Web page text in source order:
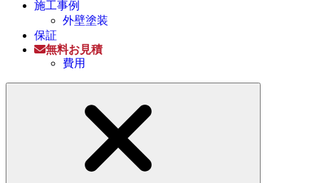
施工事例
外壁塗装
保証
無料お見積
費用